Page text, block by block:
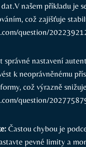
našem příkladu je
což ⁣zajišťuje
question/
správné nastavení
k neoprávněnému
což výrazně
question/
Častou chybou je
pevné limity a